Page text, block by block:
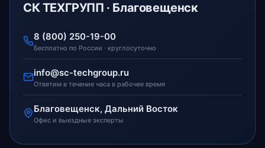
СК ТЕХГРУПП · Благовещенск
8 (800) 250-19-00
Бесплатно по России · круглосуточно
info@sc-techgroup.ru
Ответим в течение часа в рабочее время
Благовещенск, Дальний Восток
Офис и выездные эксперты